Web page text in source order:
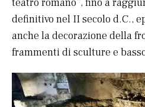
definitivo nel II secolo d.C.,
anche la decorazione della
frammenti di sculture e